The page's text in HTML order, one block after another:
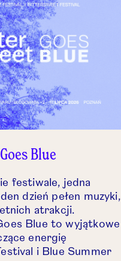
Blue
festiwale, jedna
dzień pełen muzyki,
atrakcji.
Blue to wyjątkowe
energię
i Blue Summer